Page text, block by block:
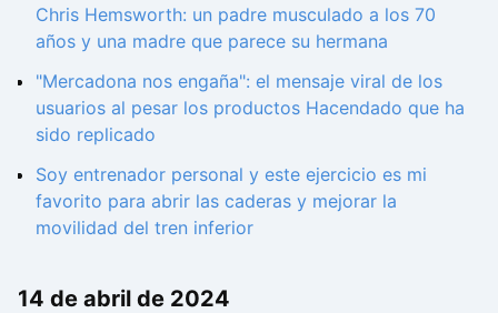
Chris Hemsworth: un padre musculado a los 70
años y una madre que parece su hermana
"Mercadona nos engaña": el mensaje viral de los
usuarios al pesar los productos Hacendado que ha
sido replicado
Soy entrenador personal y este ejercicio es mi
favorito para abrir las caderas y mejorar la
movilidad del tren inferior
14 de abril de 2024